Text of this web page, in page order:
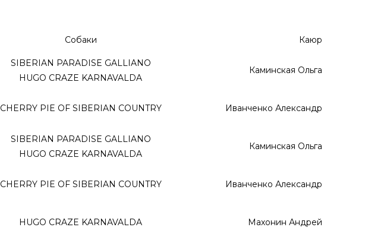
Собаки Каюр
SIBERIAN PARADISE GALLIANO
HUGO CRAZE KARNAVALDA
Каминская Ольга
CHERRY PIE OF SIBERIAN COUNTRY Иванченко Александр
SIBERIAN PARADISE GALLIANO
HUGO CRAZE KARNAVALDA
Каминская Ольга
CHERRY PIE OF SIBERIAN COUNTRY Иванченко Александр
HUGO CRAZE KARNAVALDA Махонин Андрей